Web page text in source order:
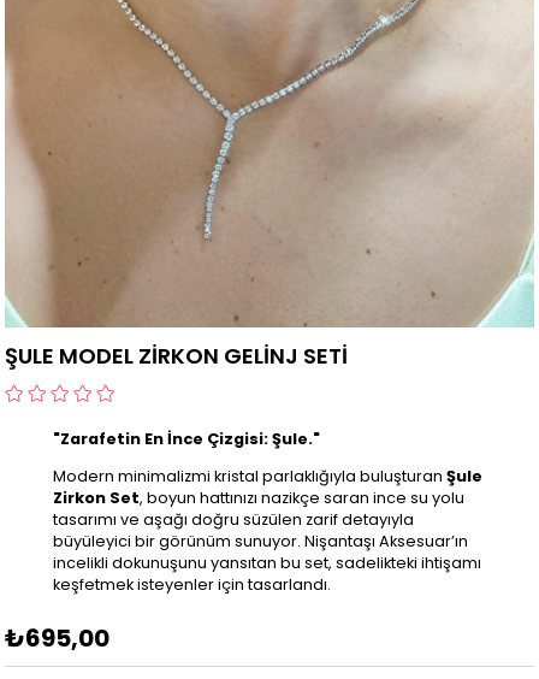
ŞULE MODEL ZİRKON GELİNJ SETİ
"Zarafetin En İnce Çizgisi: Şule."
Modern minimalizmi kristal parlaklığıyla buluşturanŞule
Zirkon Set, boyun hattınızı nazikçe saran ince su yolu
tasarımı ve aşağı doğru süzülen zarif detayıyla
büyüleyici bir görünüm sunuyor. Nişantaşı Aksesuar’ın
incelikli dokunuşunu yansıtan bu set, sadelikteki ihtişamı
keşfetmek isteyenler için tasarlandı.
₺695,00